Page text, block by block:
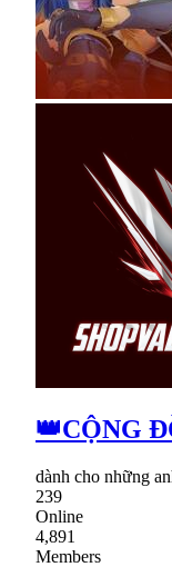
👑CỘNG
dành cho những
239
Online
4,891
Members